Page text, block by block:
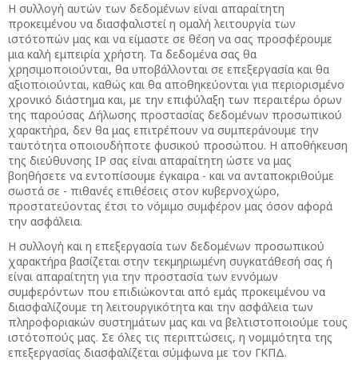
Η συλλογή αυτών των δεδομένων είναι απαραίτητη
προκειμένου να διασφαλιστεί η ομαλή λειτουργία των
ιστότοπών μας και να είμαστε σε θέση να σας προσφέρουμε
μια καλή εμπειρία χρήστη. Τα δεδομένα σας θα
χρησιμοποιούνται, θα υποβάλλονται σε επεξεργασία και θα
αξιοποιούνται, καθώς και θα αποθηκεύονται για περιορισμένο
χρονικό διάστημα και, με την επιφύλαξη των περαιτέρω όρων
της παρούσας Δήλωσης προστασίας δεδομένων προσωπικού
χαρακτήρα, δεν θα μας επιτρέπουν να συμπεράνουμε την
ταυτότητα οποιουδήποτε φυσικού προσώπου. Η αποθήκευση
της διεύθυνσης IP σας είναι απαραίτητη ώστε να μας
βοηθήσετε να εντοπίσουμε έγκαιρα - και να ανταποκριθούμε
σωστά σε - πιθανές επιθέσεις στον κυβερνοχώρο,
προστατεύοντας έτσι το νόμιμο συμφέρον μας όσον αφορά
την ασφάλεια.
Η συλλογή και η επεξεργασία των δεδομένων προσωπικού
χαρακτήρα βασίζεται στην τεκμηριωμένη συγκατάθεσή σας ή
είναι απαραίτητη για την προστασία των εννόμων
συμφερόντων που επιδιώκονται από εμάς προκειμένου να
διασφαλίζουμε τη λειτουργικότητα και την ασφάλεια των
πληροφοριακών συστημάτων μας και να βελτιστοποιούμε τους
ιστότοπούς μας. Σε όλες τις περιπτώσεις, η νομιμότητα της
επεξεργασίας διασφαλίζεται σύμφωνα με τον ΓΚΠΔ.